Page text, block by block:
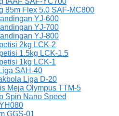
85m Flex 5.0 SAF-MC800
YJ-600
YJ-700
YJ-800
2kg LCK-2
1.5kg LCK-1.5
1kg LCK-1
SAH-40
Liga D-20
Meja Olympus TTM-5
Spin Nano Speed
GGS-01